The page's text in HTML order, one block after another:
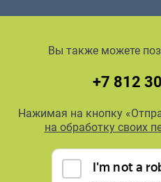
Вы также можете
+7 812
Нажимая на кнопку
на обработку своих